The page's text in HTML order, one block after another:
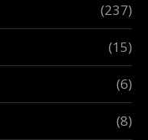
(237)
(15)
(6)
(8)